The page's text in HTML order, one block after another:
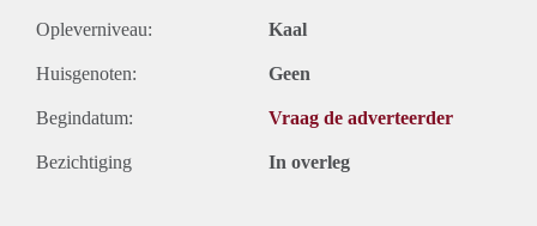
Opleverniveau: Kaal
Huisgenoten: Geen
Begindatum: Vraag de adverteerder
Bezichtiging In overleg